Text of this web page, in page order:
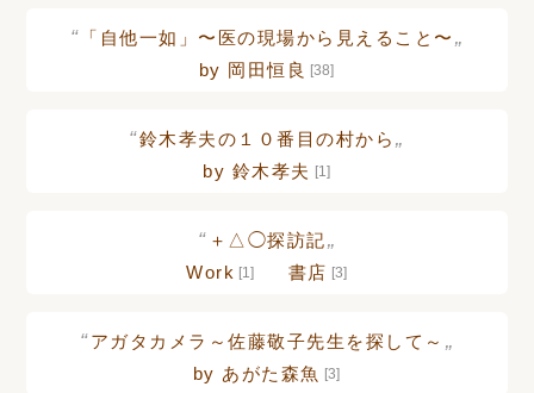
“ 「自他一如」〜医の現場から見えること〜 „
by 岡田恒良 [38]
“鈴木孝夫の１０番目の村から „
by 鈴木孝夫 [1]
“ ＋△◯探訪記„
Work [1] 書店 [3]
“アガタカメラ～佐藤敬子先生を探して～ „
by あがた森魚 [3]